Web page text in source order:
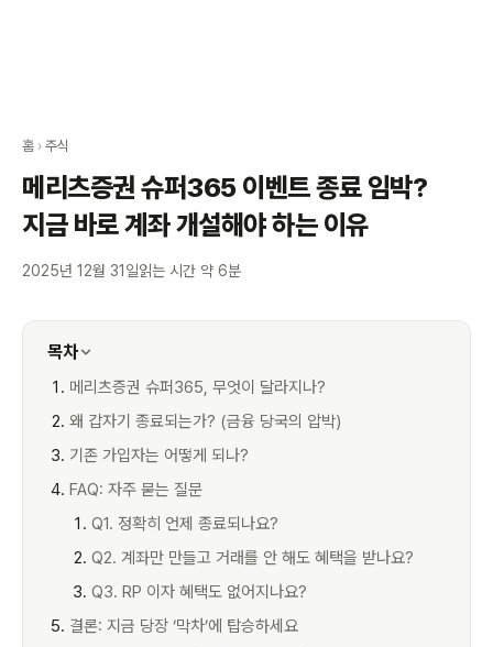
홈 › 주식
메리츠증권 슈퍼365 이벤트 종료 임박?
지금 바로 계좌 개설해야 하는 이유
2025년 12월 31일읽는 시간 약 6분
목차
메리츠증권 슈퍼365, 무엇이 달라지나?
왜 갑자기 종료되는가? (금융 당국의 압박)
기존 가입자는 어떻게 되나?
FAQ: 자주 묻는 질문
Q1. 정확히 언제 종료되나요?
Q2. 계좌만 만들고 거래를 안 해도 혜택을 받나요?
Q3. RP 이자 혜택도 없어지나요?
결론: 지금 당장 ‘막차’에 탑승하세요